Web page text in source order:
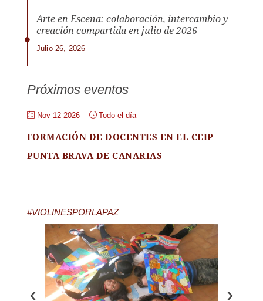
Arte en Escena: colaboración, intercambio y
creación compartida en julio de 2026
Julio 26, 2026
Próximos eventos
Nov 12 2026 Todo el día
FORMACIÓN DE DOCENTES EN EL CEIP
PUNTA BRAVA DE CANARIAS
#VIOLINESPORLAPAZ